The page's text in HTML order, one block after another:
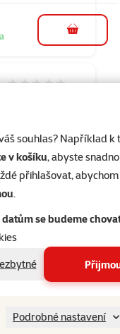
souhlas? Například k
v košíku, abyste
přihlašovat,
.
se budeme
Podrobné nastavení
do košíku
45x61x100cm
modrý, černá
konstrukce​
Hodnocení 0%
Cena
2 499 Kč
do košíku
Kočárek
Hodnocení 0%